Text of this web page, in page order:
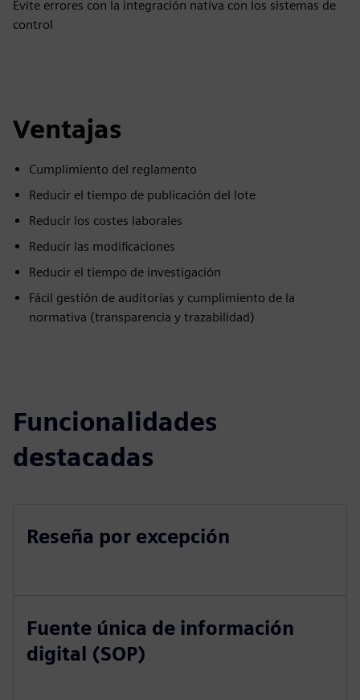
Evite errores con la integración nativa con los sistemas de
control
Ventajas
Cumplimiento del reglamento
Reducir el tiempo de publicación del lote
Reducir los costes laborales
Reducir las modificaciones
Reducir el tiempo de investigación
Fácil gestión de auditorías y cumplimiento de la
normativa (transparencia y trazabilidad)
Funcionalidades
destacadas
Reseña por excepción
Fuente única de información
digital (SOP)